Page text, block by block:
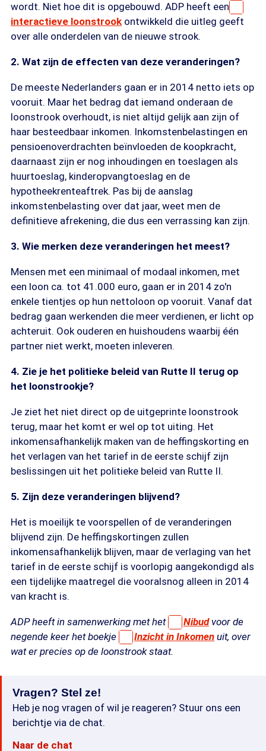
wordt. Niet hoe dit is opgebouwd. ADP heeft een
interactieve loonstrook ontwikkeld die uitleg geeft
over alle onderdelen van de nieuwe strook.
2. Wat zijn de effecten van deze veranderingen?
De meeste Nederlanders gaan er in 2014 netto iets op
vooruit. Maar het bedrag dat iemand onderaan de
loonstrook overhoudt, is niet altijd gelijk aan zijn of
haar besteedbaar inkomen. Inkomstenbelastingen en
pensioenoverdrachten beïnvloeden de koopkracht,
daarnaast zijn er nog inhoudingen en toeslagen als
huurtoeslag, kinderopvangtoeslag en de
hypotheekrenteaftrek. Pas bij de aanslag
inkomstenbelasting over dat jaar, weet men de
definitieve afrekening, die dus een verrassing kan zijn.
3. Wie merken deze veranderingen het meest?
Mensen met een minimaal of modaal inkomen, met
een loon ca. tot 41.000 euro, gaan er in 2014 zo'n
enkele tientjes op hun nettoloon op vooruit. Vanaf dat
bedrag gaan werkenden die meer verdienen, er licht op
achteruit. Ook ouderen en huishoudens waarbij één
partner niet werkt, moeten inleveren.
4. Zie je het politieke beleid van Rutte II terug op
het loonstrookje?
Je ziet het niet direct op de uitgeprinte loonstrook
terug, maar het komt er wel op tot uiting. Het
inkomensafhankelijk maken van de heffingskorting en
het verlagen van het tarief in de eerste schijf zijn
beslissingen uit het politieke beleid van Rutte II.
5. Zijn deze veranderingen blijvend?
Het is moeilijk te voorspellen of de veranderingen
blijvend zijn. De heffingskortingen zullen
inkomensafhankelijk blijven, maar de verlaging van het
tarief in de eerste schijf is voorlopig aangekondigd als
een tijdelijke maatregel die vooralsnog alleen in 2014
van kracht is.
ADP heeft in samenwerking met het Nibudvoor de
negende keer het boekje
Inzicht in Inkomen uit, over
wat er precies op de loonstrook staat.
Vragen? Stel ze!
Heb je nog vragen of wil je reageren? Stuur ons een
berichtje via de chat.
Naar de chat